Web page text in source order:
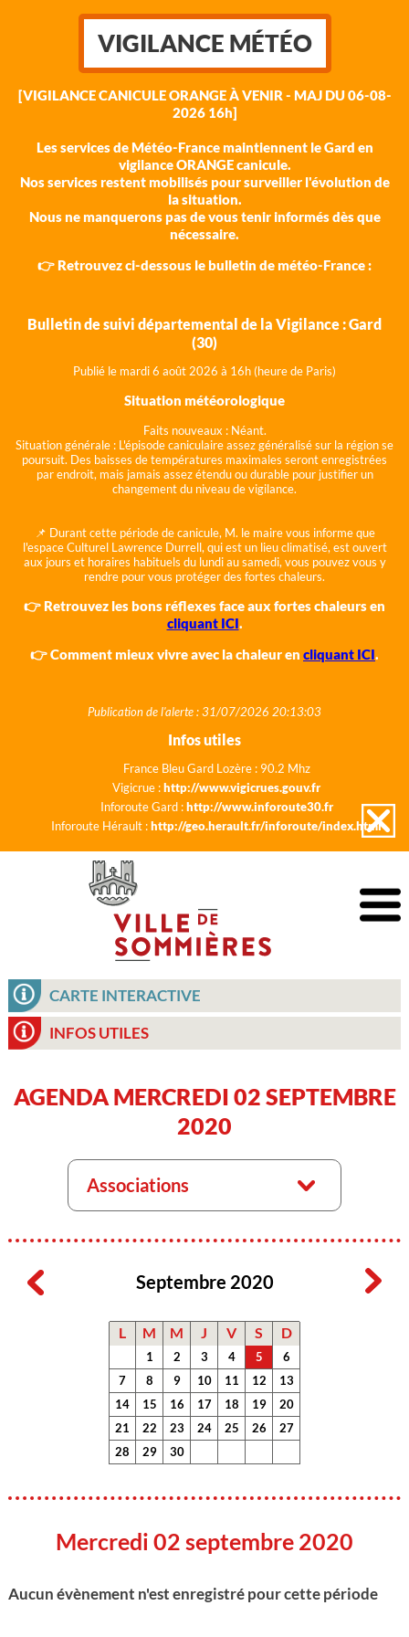
VIGILANCE MÉTÉO
[VIGILANCE CANICULE ORANGE À VENIR - MAJ DU 06-08-
2026 16h]
Les services de Météo-France maintiennent le Gard en
vigilance ORANGE canicule.
Nos services restent mobilisés pour surveiller l'évolution de
la situation.
Nous ne manquerons pas de vous tenir informés dès que
nécessaire.
👉 Retrouvez ci-dessous le bulletin de météo-France :
Bulletin de suivi départemental de la Vigilance : Gard
(30)
Publié le mardi 6 août 2026 à 16h (heure de Paris)
Situation météorologique
Faits nouveaux : Néant.
Situation générale : L'épisode caniculaire assez généralisé sur la région se
poursuit. Des baisses de températures maximales seront enregistrées
par endroit, mais jamais assez étendu ou durable pour justifier un
changement du niveau de vigilance.
📌 Durant cette période de canicule, M. le maire vous informe que
l'espace Culturel Lawrence Durrell, qui est un lieu climatisé, est ouvert
aux jours et horaires habituels du lundi au samedi, vous pouvez vous y
rendre pour vous protéger des fortes chaleurs.
👉 Retrouvez les bons réflexes face aux fortes chaleurs en
cliquant ICI.
👉 Comment mieux vivre avec la chaleur en cliquant ICI.
Publication de l'alerte : 31/07/2026 20:13:03
Infos utiles
France Bleu Gard Lozère : 90.2 Mhz
Vigicrue :http://www.vigicrues.gouv.fr
Inforoute Gard :http://www.inforoute30.fr
Inforoute Hérault :http://geo.herault.fr/inforoute/index.html
CARTE INTERACTIVE
INFOS UTILES
AGENDA MERCREDI 02 SEPTEMBRE
2020
Associations
Septembre 2020
L M M J V S D
1 2 3 4 5
6
7
8 9 10 11 12
13
14
15 16 17 18 19
20
21
22 23 24 25 26
27
28
29 30
Mercredi 02 septembre 2020
Aucun évènement n'est enregistré pour cette période